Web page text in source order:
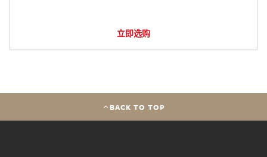
立即选购
BACK TO TOP